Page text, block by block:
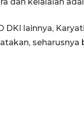
DKI lainnya,